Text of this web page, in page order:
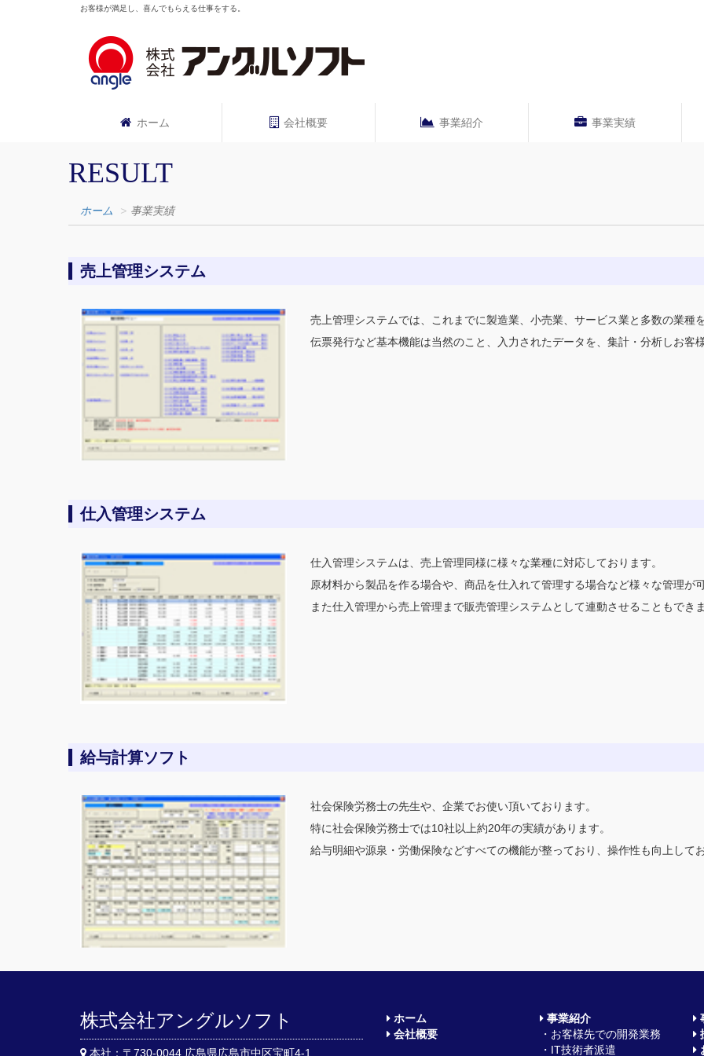
お客様が満足し、喜んでもらえる仕事をする。
ホーム 会社概要 事業紹介 事業実績
RESULT
ホーム 事業実績
売上管理システム
売上管理システムでは、これまでに製造業、小売業、サービス業と多数の業種
伝票発行など基本機能は当然のこと、入力されたデータを、集計・分析しお客
仕入管理システム
仕入管理システムは、売上管理同様に様々な業種に対応しております。
原材料から製品を作る場合や、商品を仕入れて管理する場合など様々な管理が可
また仕入管理から売上管理まで販売管理システムとして連動させることもできま
給与計算ソフト
社会保険労務士の先生や、企業でお使い頂いております。
特に社会保険労務士では10社以上約20年の実績があります。
給与明細や源泉・労働保険などすべての機能が整っており、操作性も向上してお
株式会社アングルソフト
本社：〒730-0044 広島県広島市中区宝町4-1
ホーム
会社概要
事業紹介
・お客様先での開発業務
・IT技術者派遣